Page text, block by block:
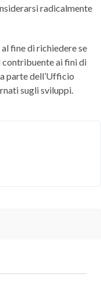
radicalmente
fine di richiedere se
ai fini di
parte dell’Ufficio
sugli sviluppi.